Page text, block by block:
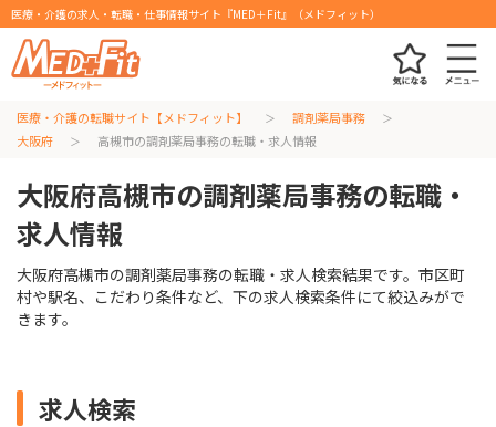
医療・介護の求人・転職・仕事情報サイト『MED＋Fit』（メドフィット）
医療・介護の転職サイト【メドフィット】
調剤薬局事務
大阪府
高槻市の調剤薬局事務の転職・求人情報
大阪府高槻市の調剤薬局事務の転職・
求人情報
大阪府高槻市の調剤薬局事務の転職・求人検索結果です。市区町
村や駅名、こだわり条件など、下の求人検索条件にて絞込みがで
きます。
求人検索